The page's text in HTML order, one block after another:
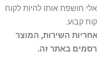
חושפת אותו להיות לקוח
קבוע.
השירות, המוצר
באתר זה.